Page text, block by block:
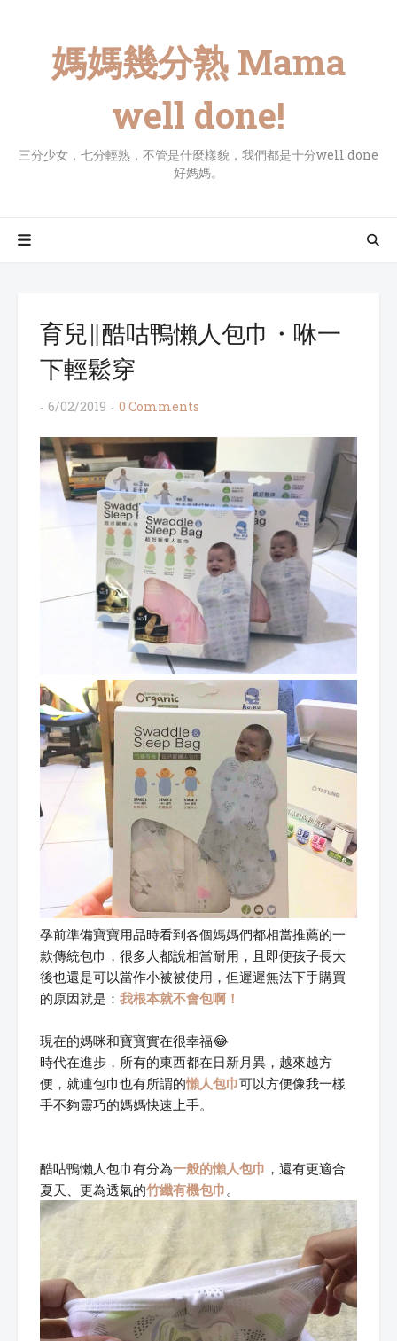
媽媽幾分熟 Mama
well done!
三分少女，七分輕熟，不管是什麼樣貌，我們都是十分well done
好媽媽。
育兒∥酷咕鴨懶人包巾・咻一
下輕鬆穿
6/02/2019 0 Comments
孕前準備寶寶用品時看到各個媽媽們都相當推薦的一
款傳統包巾，很多人都說相當耐用，且即便孩子長大
後也還是可以當作小被被使用，但遲遲無法下手購買
的原因就是： 我根本就不會包啊！
現在的媽咪和寶寶實在很幸福😂
時代在進步，所有的東西都在日新月異，越來越方
便，就連包巾也有所謂的懶人包巾可以方便像我一樣
手不夠靈巧的媽媽快速上手。
酷咕鴨懶人包巾有分為一般的懶人包巾 ，還有更適合
夏天、更為透氣的竹纖有機包巾 。